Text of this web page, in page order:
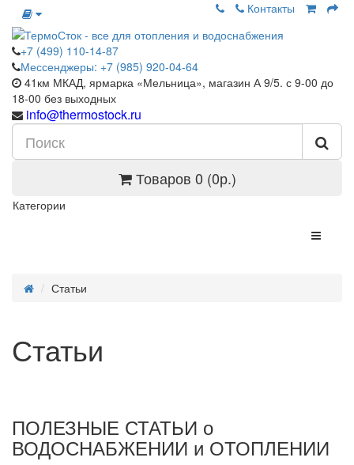
Контакты
+7 (499) 110-14-87
Мессенджеры: +7 (985) 920-04-64
41км МКАД, ярмарка «Мельница», магазин А 9/5. с 9-00 до
18-00 без выходных
info@thermostock.ru
Товаров 0 (0р.)
Категории
Статьи
Статьи
ПОЛЕЗНЫЕ СТАТЬИ о
ВОДОСНАБЖЕНИИ и ОТОПЛЕНИИ